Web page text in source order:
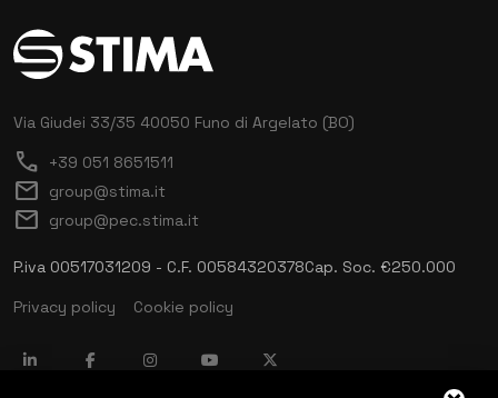
Via Giudei 33/35 40050 Funo di Argelato (BO)
call +39 051 8651511
mail group@stima.it
mail group@pec.stima.it
P.iva 00517031209 - C.F. 00584320378Cap. Soc. €250.000
Privacy policy
Cookie policy